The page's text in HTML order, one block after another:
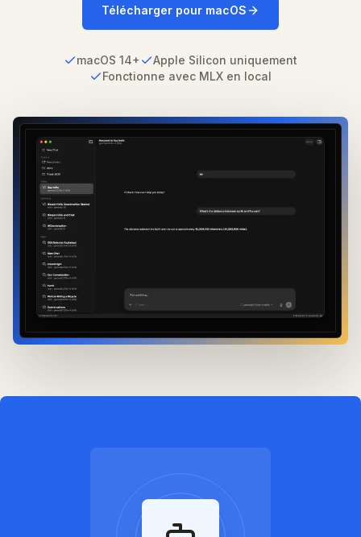
Télécharger pour macOS
macOS 14+
Apple Silicon uniquement
Fonctionne avec MLX en local